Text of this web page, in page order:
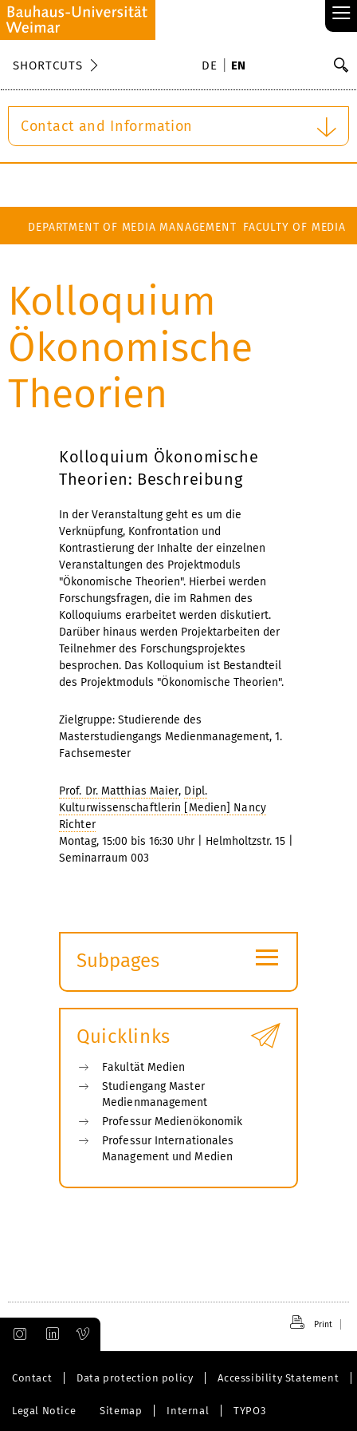
≡
SHORTCUTS DE EN
Contact and Information
DEPARTMENT OF MEDIA MANAGEMENT FACULTY OF MEDIA
Kolloquium
Ökonomische
Theorien
Kolloquium Ökonomische
Theorien: Beschreibung
In der Veranstaltung geht es um die
Verknüpfung, Konfrontation und
Kontrastierung der Inhalte der einzelnen
Veranstaltungen des Projektmoduls
"Ökonomische Theorien". Hierbei werden
Forschungsfragen, die im Rahmen des
Kolloquiums erarbeitet werden diskutiert.
Darüber hinaus werden Projektarbeiten der
Teilnehmer des Forschungsprojektes
besprochen. Das Kolloquium ist Bestandteil
des Projektmoduls "Ökonomische Theorien".
Zielgruppe: Studierende des
Masterstudiengangs Medienmanagement, 1.
Fachsemester
Prof. Dr. Matthias Maier, Dipl.
Kulturwissenschaftlerin [Medien] Nancy
Richter
Montag, 15:00 bis 16:30 Uhr | Helmholtzstr. 15 |
Seminarraum 003
Subpages
submenu
≡
Quicklinks
Fakultät Medien
Studiengang Master
Medienmanagement
Professur Medienökonomik
Professur Internationales
Management und Medien
Print
Contact Data protection policy Accessibility Statement
Legal Notice Sitemap Internal TYPO3